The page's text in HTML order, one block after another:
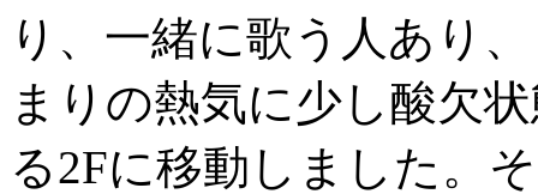
り、一緒に歌う人あり
まりの熱気に少し酸欠
る2Fに移動しました。